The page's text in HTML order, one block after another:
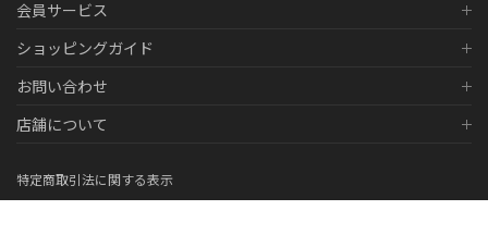
会員サービス
ショッピングガイド
お問い合わせ
店舗について
特定商取引法に関する表示